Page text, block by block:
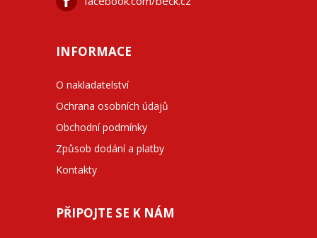
INFORMACE
O nakladatelství
Ochrana osobních údajů
Obchodní podmínky
Způsob dodání a platby
Kontakty
PŘIPOJTE SE K NÁM